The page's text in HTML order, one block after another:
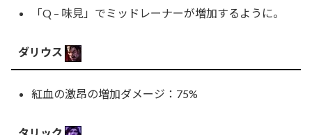
「Q – 味見」でミッドレーナーが増加するように。
ダリウス
紅血の激昂の増加ダメージ：75%